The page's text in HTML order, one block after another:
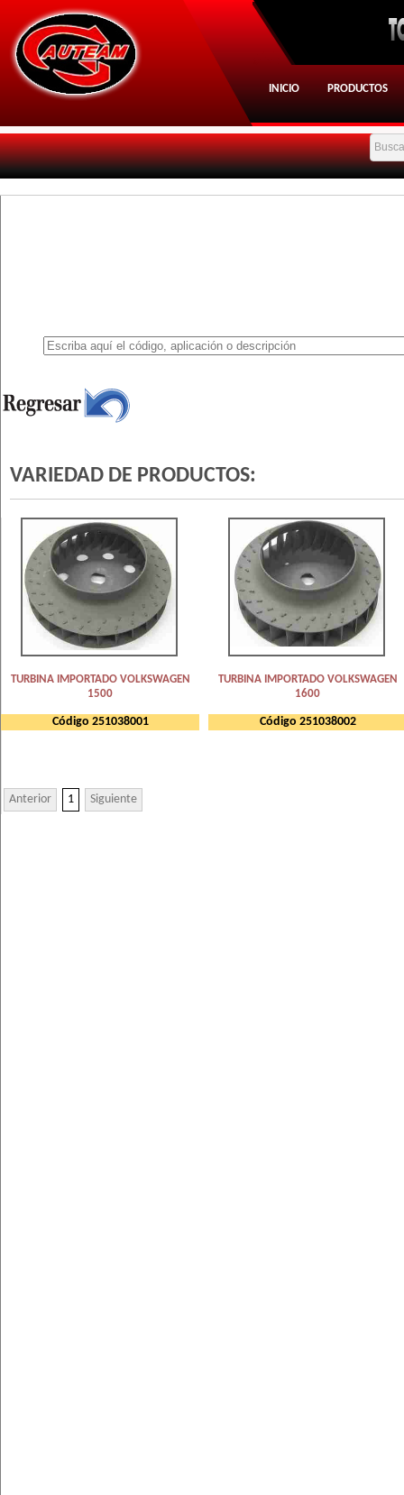
INICIO PRODUCTOS
VARIEDAD DE PRODUCTOS:
TURBINA IMPORTADO VOLKSWAGEN
1500
Código 251038001
TURBINA IMPORTADO VOLKSWAGEN
1600
Código 251038002
Anterior 1 Siguiente